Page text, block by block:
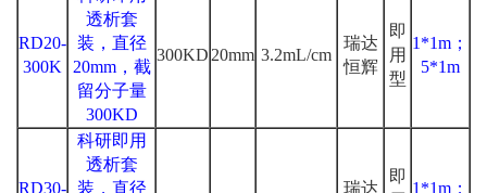
RD20-
300K
透析套
装，直径
20mm，截
留分子量
300KD
300KD 20mm 3.2mL/cm
瑞达
恒辉
即
用
型
1*1m；
5*1m
RD30-
科研即用
透析套
装，直径
瑞达
即
1*1m；